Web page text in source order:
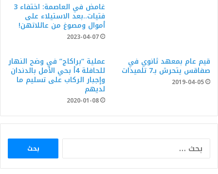
غامض في العاصمة: اختفاء 3
فتيات..بعد الاستيلاء على
أموال ومصوغ من عائلاتهن!
2023-04-07
قيم عام بمعهد ثانوي في
صفاقس يتحرش بـ7 تلميذات
2019-04-05
عملية “براكاج” في وضح النهار
للحافلة 4أ بحي الأمل بالدندان
وإجبار الركاب على تسليم ما
لديهم
2020-01-08
البحث